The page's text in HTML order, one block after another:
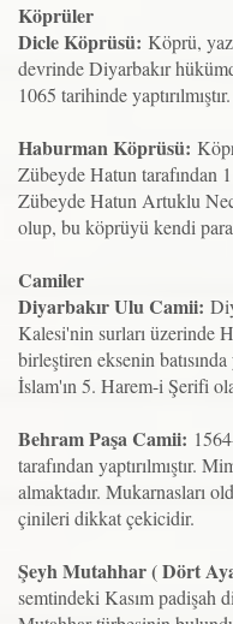
Köprüler
Dicle Köprüsü: Köprü,
devrinde Diyarbakır
1065 tarihinde yaptırılmıştır.
Haburman Köprüsü:
Zübeyde Hatun tarafından
Zübeyde Hatun Artuklu
olup, bu köprüyü kendi
Camiler
Diyarbakır Ulu Camii:
Kalesi'nin surları üzerinde
birleştiren eksenin
İslam'ın 5. Harem-i Şerifi
Behram Paşa Camii:
tarafından yaptırılmıştır.
almaktadır. Mukarnasları
çinileri dikkat çekicidir.
Şeyh Mutahhar ( Dört
semtindeki Kasım padişah